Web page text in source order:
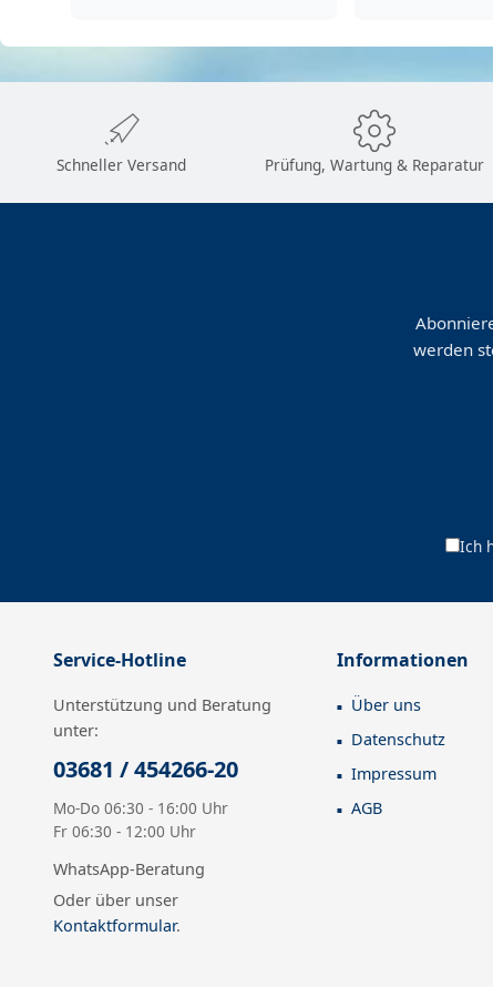
Schneller Versand Prüfung, Wartung & Reparatur
werden
Ich
Service-Hotline
Unterstützung und Beratung
unter:
03681 / 454266-20
Mo-Do 06:30 - 16:00 Uhr
Fr 06:30 - 12:00 Uhr
WhatsApp-Beratung
Oder über unser
Kontaktformular.
Informationen
Über uns
Datenschutz
Impressum
AGB